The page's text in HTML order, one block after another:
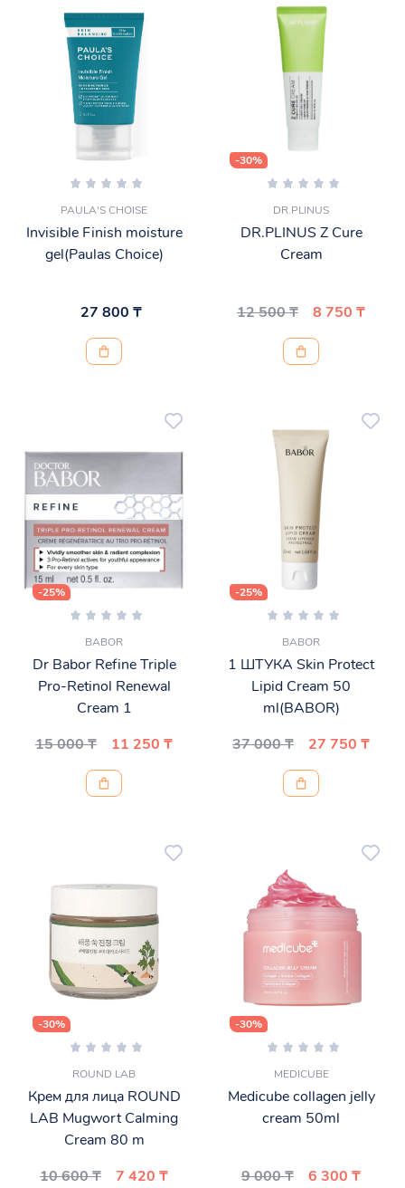
PAULA'S CHOISE
Invisible Finish moisture
gel(Paulas Choice)
27 800 ₸
-30%
DR.PLINUS
DR.PLINUS Z Cure
Cream
12 500 ₸ 8 750 ₸
-25%
BABOR
Dr Babor Refine Triple
Pro-Retinol Renewal
Cream 1
15 000 ₸
11 250 ₸
-25%
BABOR
1 ШТУКА Skin Protect
Lipid Cream 50
ml(BABOR)
37 000 ₸
27 750 ₸
-30%
ROUND LAB
Крем для лица ROUND
LAB Mugwort Calming
Cream 80 m
10 600 ₸
7 420 ₸
-30%
MEDICUBE
Medicube collagen jelly
cream 50ml
9 000 ₸ 6 300 ₸